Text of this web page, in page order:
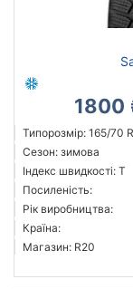
1800
Типорозмір: 165/70
Сезон: зимова
Індекс швидкості: T
Посиленість:
Рік виробництва:
Країна:
Магазин: R20